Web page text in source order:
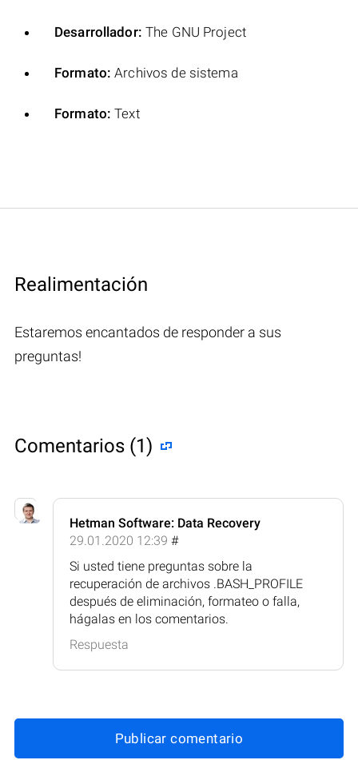
Desarrollador: The GNU Project
Formato: Archivos de sistema
Formato: Text
Realimentación
Estaremos encantados de responder a sus
preguntas!
Comentarios (1)
Hetman Software: Data Recovery
29.01.2020 12:39 #
Si usted tiene preguntas sobre la
recuperación de archivos .BASH_PROFILE
después de eliminación, formateo o falla,
hágalas en los comentarios.
Respuesta
Publicar comentario